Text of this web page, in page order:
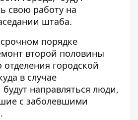
свою работу на
штаба.
порядке
второй половины
городской
в случае
направляться люди,
с заболевшими